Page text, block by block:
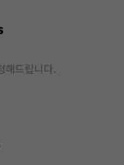
해드립니다.